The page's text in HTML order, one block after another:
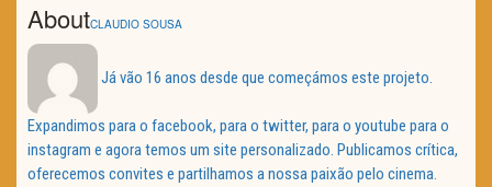
AboutCLAUDIO SOUSA
Já vão 16 anos desde que começámos este projeto.
Expandimos para o facebook, para o twitter, para o youtube para o
instagram e agora temos um site personalizado. Publicamos crítica,
oferecemos convites e partilhamos a nossa paixão pelo cinema.